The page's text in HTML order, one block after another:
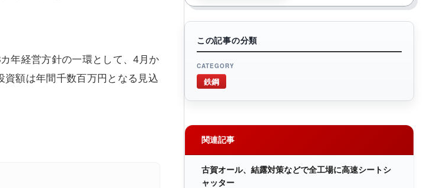
年経営方針の一環として、4月か
額は年間千数百万円となる見込
この記事の分類
CATEGORY
鉄鋼
関連記事
古賀オール、結露対策などで全工場に高速シートシ
ャッター